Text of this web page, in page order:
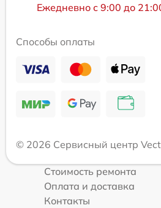
Ежедневно с 9:00 до
Способы оплаты
© 2026 Сервисный центр
Стоимость ремонта
Оплата и доставка
Контакты